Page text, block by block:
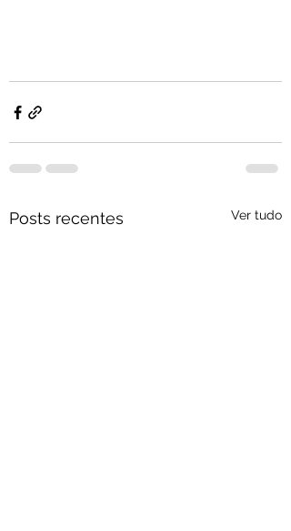
Posts recentes Ver tudo